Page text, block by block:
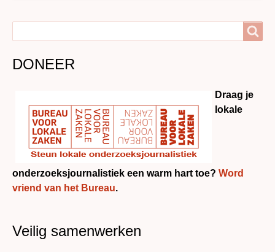
DONEER
Draag je
lokale
onderzoeksjournalistiek een warm hart toe? Word
vriend van het Bureau.
Veilig samenwerken